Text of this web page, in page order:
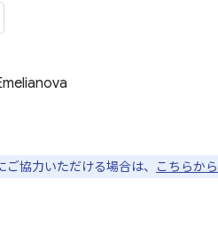
ご協力いただける場合は、 こちらか